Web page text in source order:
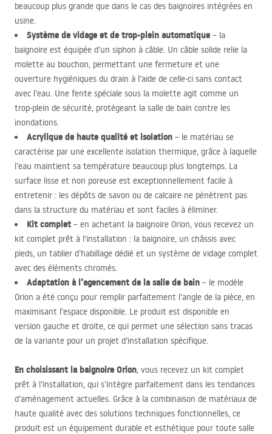
beaucoup plus grande que dans le cas des baignoires intégrées en
usine.
Système de vidage et de trop-plein automatique – la
baignoire est équipée d’un siphon à câble. Un câble solide relie la
molette au bouchon, permettant une fermeture et une
ouverture hygiéniques du drain à l’aide de celle-ci sans contact
avec l’eau. Une fente spéciale sous la molette agit comme un
trop-plein de sécurité, protégeant la salle de bain contre les
inondations.
Acrylique de haute qualité et isolation – le matériau se
caractérise par une excellente isolation thermique, grâce à laquelle
l’eau maintient sa température beaucoup plus longtemps. La
surface lisse et non poreuse est exceptionnellement facile à
entretenir : les dépôts de savon ou de calcaire ne pénètrent pas
dans la structure du matériau et sont faciles à éliminer.
Kit complet – en achetant la baignoire Orion, vous recevez un
kit complet prêt à l’installation : la baignoire, un châssis avec
pieds, un tablier d’habillage dédié et un système de vidage complet
avec des éléments chromés.
Adaptation à l’agencement de la salle de bain – le modèle
Orion a été conçu pour remplir parfaitement l’angle de la pièce, en
maximisant l’espace disponible. Le produit est disponible en
version gauche et droite, ce qui permet une sélection sans tracas
de la variante pour un projet d’installation spécifique.
En choisissant la baignoire Orion, vous recevez un kit complet
prêt à l’installation, qui s’intègre parfaitement dans les tendances
d’aménagement actuelles. Grâce à la combinaison de matériaux de
haute qualité avec des solutions techniques fonctionnelles, ce
produit est un équipement durable et esthétique pour toute salle